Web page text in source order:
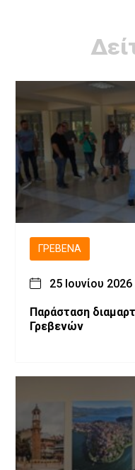
ΓΡΕΒΕΝΆ
25 Ιουνίου 2026
Παράσταση διαμαρτυρίας
Γρεβενών